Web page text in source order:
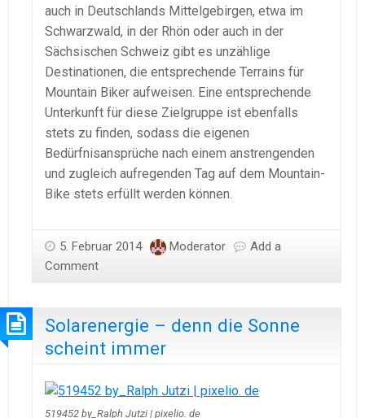
auch in Deutschlands Mittelgebirgen, etwa im
Schwarzwald, in der Rhön oder auch in der
Sächsischen Schweiz gibt es unzählige
Destinationen, die entsprechende Terrains für
Mountain Biker aufweisen. Eine entsprechende
Unterkunft für diese Zielgruppe ist ebenfalls
stets zu finden, sodass die eigenen
Bedürfnisansprüche nach einem anstrengenden
und zugleich aufregenden Tag auf dem Mountain-
Bike stets erfüllt werden können.
5. Februar 2014 Moderator
Add a
Comment
Solarenergie – denn die Sonne
scheint immer
519452 by_Ralph Jutzi | pixelio. de